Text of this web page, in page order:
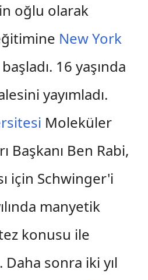
oğlu olarak
New York
16 yaşında
yayımladı.
Moleküler
Başkanı Ben Rabi,
için Schwinger'i
manyetik
konusu ile
Daha sonra iki yıl